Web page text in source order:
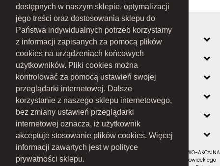
dostępnych w naszym sklepie, optymalizacji
jego treści oraz dostosowania sklepu do
Państwa indywidualnych potrzeb korzystamy
z informacji zapisanych za pomocą plików
cookies na urządzeniach końcowych
użytkowników. Pliki cookies można
kontrolować za pomocą ustawień swojej
przeglądarki internetowej. Dalsze
korzystanie z naszego sklepu internetowego,
bez zmiany ustawień przeglądarki
internetowej oznacza, iż użytkownik
akceptuje stosowanie plików cookies. Więcej
informacji zawartych jest w polityce
prywatności sklepu.
MOJE KONTO
INFORMACJE
O FIRMIE
ZOBACZ RÓWNIEŻ
KONTAKT
NEWSLETTER
RAMEX SPÓŁKA Z OGRANICZONĄ ODPOWIEDZIALNOŚCIĄ SPÓŁKA KOMANDYTOWO-AKCYJNA
z siedzibą w Nowym Sączu (adres siedziby i adres do doręczeń: ul. Wiśniowieckiego